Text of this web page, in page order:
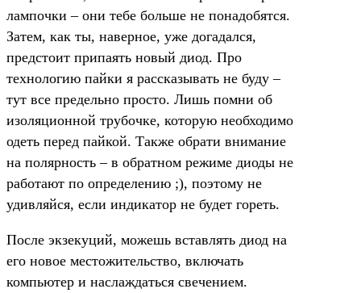
лампочки – они тебе больше не понадобятся.
Затем, как ты, наверное, уже догадался,
предстоит припаять новый диод. Про
технологию пайки я рассказывать не буду –
тут все предельно просто. Лишь помни об
изоляционной трубочке, которую необходимо
одеть перед пайкой. Также обрати внимание
на полярность – в обратном режиме диоды не
работают по определению ;), поэтому не
удивляйся, если индикатор не будет гореть.
После экзекуций, можешь вставлять диод на
его новое местожительство, включать
компьютер и наслаждаться свечением.